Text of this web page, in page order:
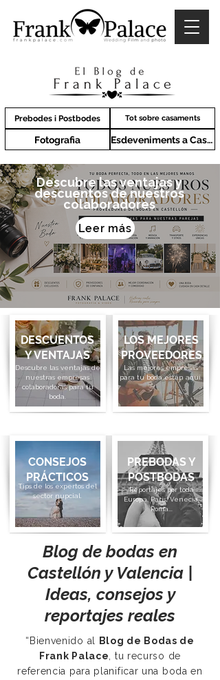
Prebodes i Postbodes Tot sobre casaments
Fotografia Esdeveniments a Castelló
Descubre las ventajas y
descuentos de nuestros
colaboradores
Leer más
DESCUENTOS
Y VENTAJAS
Descubre las ventajas de
nuestras empresas
colaboradoras para tu
boda.
CONSEJOS
PRÁCTICOS
Tips de los expertos del
sector nupcial.
LOS MEJORES
PROVEEDORES
Las mejores empresas
para tu boda están aquí.
PREBODAS Y
POSTBODAS
Reportajes por toda
Europa. París, Venecia,
Roma...
Blog de bodas en
Castellón y Valencia |
Ideas, consejos y
reportajes reales
“Bienvenido al
Blog de Bodas de
Frank Palace , tu recurso de
referencia para planificar una boda en